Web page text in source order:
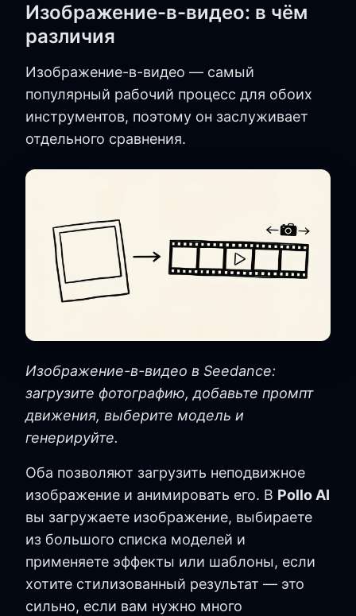
Изображение-в-видео: в чём
различия
Изображение-в-видео — самый
популярный рабочий процесс для обоих
инструментов, поэтому он заслуживает
отдельного сравнения.
Изображение-в-видео в Seedance:
загрузите фотографию, добавьте промпт
движения, выберите модель и
генерируйте.
Оба позволяют загрузить неподвижное
изображение и анимировать его. В Pollo AI
вы загружаете изображение, выбираете
из большого списка моделей и
применяете эффекты или шаблоны, если
хотите стилизованный результат — это
сильно, если вам нужно много